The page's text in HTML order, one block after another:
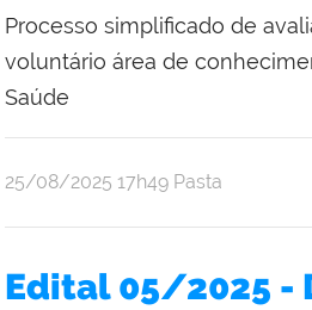
Processo simplificado de
voluntário área de
Saúde
publicado
25/08/2025 17h49 Pasta
Edital 05/2025 -